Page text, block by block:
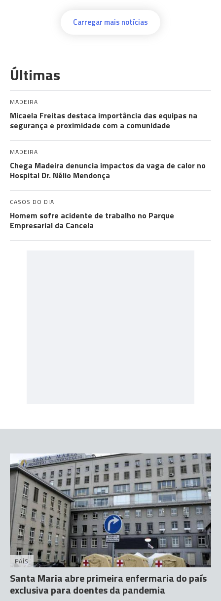
Carregar mais notícias
Últimas
MADEIRA
Micaela Freitas destaca importância das equipas na
segurança e proximidade com a comunidade
MADEIRA
Chega Madeira denuncia impactos da vaga de calor no
Hospital Dr. Nélio Mendonça
CASOS DO DIA
Homem sofre acidente de trabalho no Parque
Empresarial da Cancela
PAÍS
Santa Maria abre primeira enfermaria do país
exclusiva para doentes da pandemia